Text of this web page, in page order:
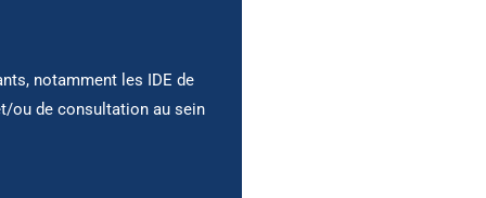
notamment les IDE de
ou de consultation au sein